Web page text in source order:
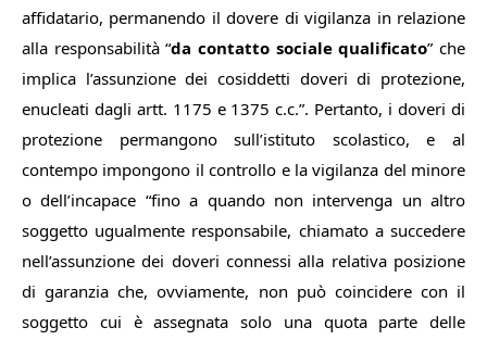
affidatario, permanendo il dovere di vigilanza in relazione
alla responsabilità“da contatto sociale qualificato” che
implica l’assunzione dei cosiddetti doveri di protezione,
enucleati dagli artt. 1175 e 1375 c.c.”. Pertanto, i doveri di
protezione permangono sull’istituto scolastico, e al
contempo impongono il controllo e la vigilanza del minore
o dell’incapace “fino a quando non intervenga un altro
soggetto ugualmente responsabile, chiamato a succedere
nell’assunzione dei doveri connessi alla relativa posizione
di garanzia che, ovviamente, non può coincidere con il
soggetto cui è assegnata solo una quota parte delle